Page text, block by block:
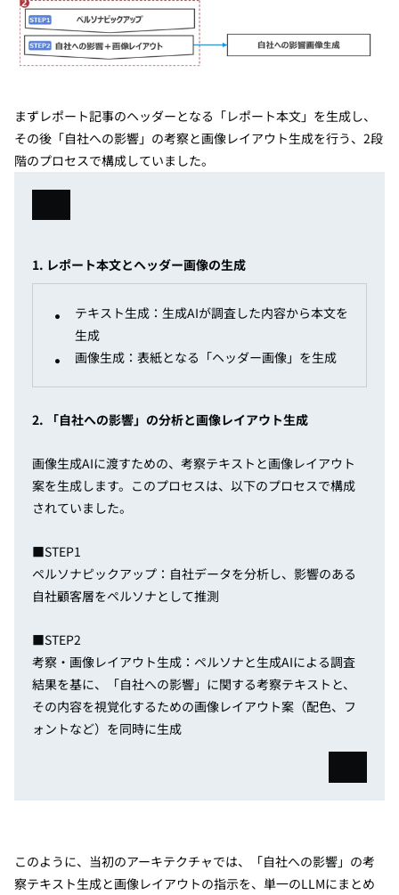
まずレポート記事のヘッダーとなる「レポート本文」を生成し、
その後「自社への影響」の考察と画像レイアウト生成を行う、2段
階のプロセスで構成していました。
1. レポート本文とヘッダー画像の生成
テキスト生成：生成AIが調査した内容から本文を
生成
画像生成：表紙となる「ヘッダー画像」を生成
2. 「自社への影響」の分析と画像レイアウト生成
画像生成AIに渡すための、考察テキストと画像レイアウト
案を生成します。このプロセスは、以下のプロセスで構成
されていました。
■STEP1
ペルソナピックアップ：自社データを分析し、影響のある
自社顧客層をペルソナとして推測
■STEP2
考察・画像レイアウト生成：ペルソナと生成AIによる調査
結果を基に、「自社への影響」に関する考察テキストと、
その内容を視覚化するための画像レイアウト案（配色、フ
ォントなど）を同時に生成
このように、当初のアーキテクチャでは、「自社への影響」の考
察テキスト生成と画像レイアウトの指示を、単一のLLMにまとめ